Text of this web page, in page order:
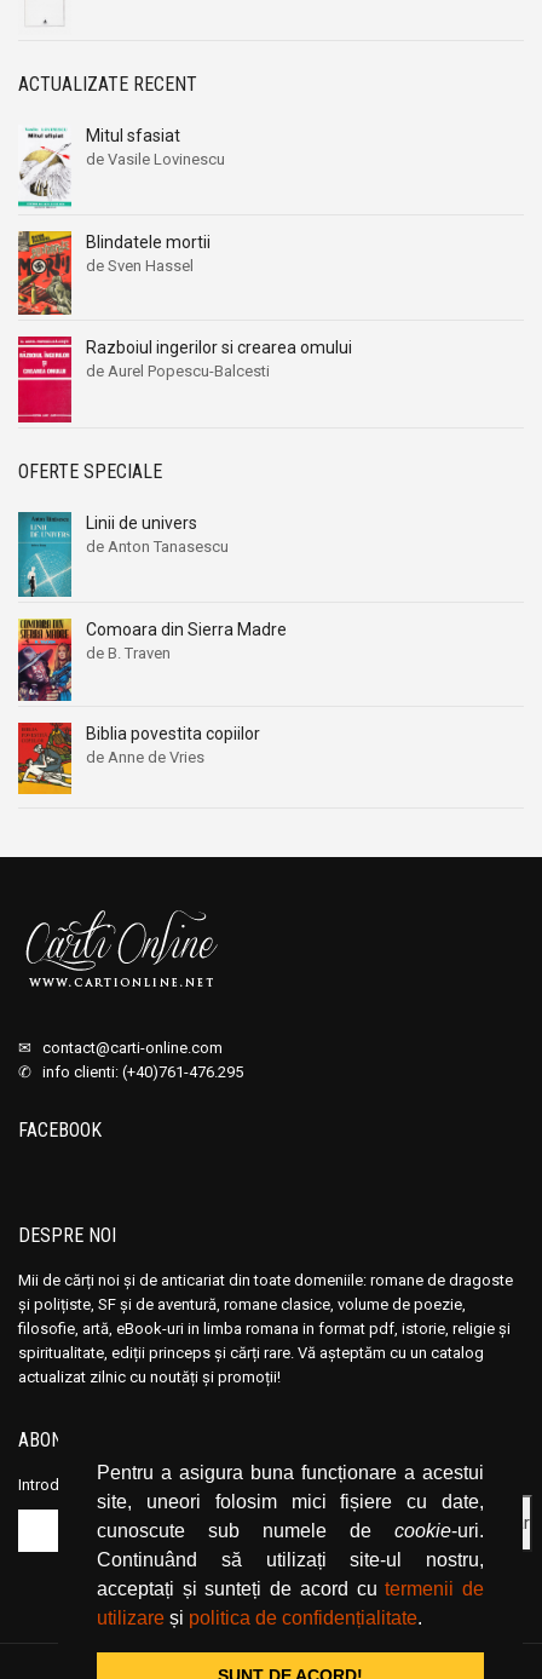
Pentru a asigura buna funcționare a acestui
site, uneori folosim mici fișiere cu date,
cunoscute sub numele de cookie-uri.
Continuând să utilizați site-ul nostru,
acceptați și sunteți de acord cutermenii de
utilizare și politica de confidențialitate.
ACTUALIZATE RECENT
Mitul sfasiat
de Vasile Lovinescu
Blindatele mortii
de Sven Hassel
Razboiul ingerilor si crearea omului
de Aurel Popescu-Balcesti
OFERTE SPECIALE
Linii de univers
de Anton Tanasescu
Comoara din Sierra Madre
de B. Traven
Biblia povestita copiilor
de Anne de Vries
✉ contact@carti-online.com
✆ info clienti: (+40)761-476.295
FACEBOOK
DESPRE NOI
Mii de cărți noi și de anticariat din toate domeniile: romane de dragoste
și polițiste, SF și de aventură, romane clasice, volume de poezie,
filosofie, artă, eBook-uri in limba romana in format pdf, istorie, religie și
spiritualitate, ediții princeps și cărți rare. Vă așteptăm cu un catalog
actualizat zilnic cu noutăți și promoții!
ABONEAZĂ-TE LA NEWSLETTER
Introduceți adresa dvs. de email și dați click pe butonul de abonare.